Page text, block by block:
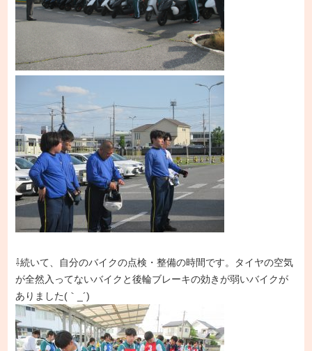
⇩続いて、自分のバイクの点検・整備の時間です。タイヤの空気
が全然入ってないバイクと後輪ブレーキの効きが弱いバイクが
ありました(｀_´)